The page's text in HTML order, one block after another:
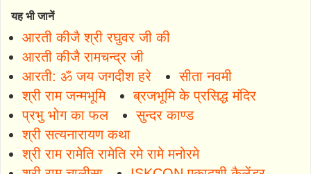
यह भी जानें
आरती कीजै श्री रघुवर जी की
आरती कीजै रामचन्द्र जी
आरती: ॐ जय जगदीश हरे
सीता नवमी
श्री राम जन्मभूमि
ब्रजभूमि के प्रसिद्ध मंदिर
प्रभु भोग का फल
सुन्दर काण्ड
श्री सत्यनारायण कथा
श्री राम रामेति रामेति रमे रामे मनोरमे